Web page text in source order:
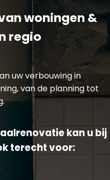
woningen &
regio
uw verbouwing in
van de planning tot
kan u bij
terecht voor: